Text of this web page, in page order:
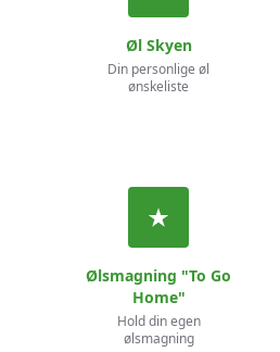
Øl Skyen
Din personlige øl
ønskeliste
Ølsmagning "To Go
Home"
Hold din egen
ølsmagning